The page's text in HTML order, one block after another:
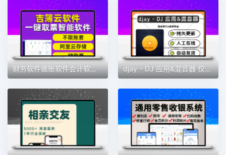
财务软件做账软件会计软件记账软件财务系统会计神器新款财务软件 djay – DJ 应用&混音器 仅支持MAC 软件素材